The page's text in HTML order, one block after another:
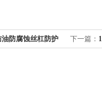
防腐蚀丝杠防护 下一篇：